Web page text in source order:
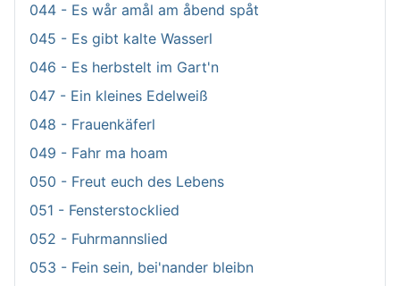
044 - Es wår amål am åbend spåt
045 - Es gibt kalte Wasserl
046 - Es herbstelt im Gart'n
047 - Ein kleines Edelweiß
048 - Frauenkäferl
049 - Fahr ma hoam
050 - Freut euch des Lebens
051 - Fensterstocklied
052 - Fuhrmannslied
053 - Fein sein, bei'nander bleibn